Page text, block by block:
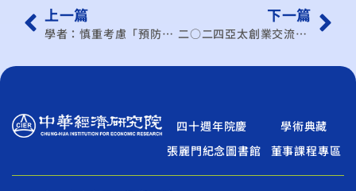
上一篇
學者：慎重考慮「預防性降息」
下一篇
二○二四亞太創業交流年會—國際經貿趨勢x跨界交流x 商機媒合 供應鏈重組下，前進東協能善用人脈與通路、整合資源者將緊握商機
四十週年院慶
學術典藏
張麗門紀念圖書館
董事課程專區